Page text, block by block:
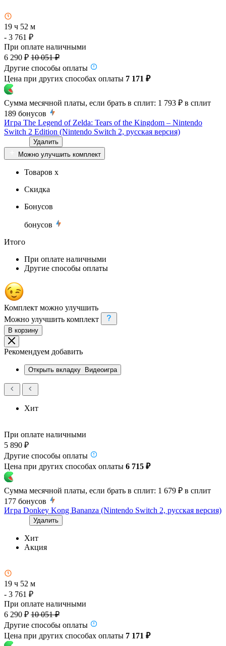
19 ч 52 м
- 3 761 ₽
При оплате наличными
6 290 ₽ 10 051 ₽
Другие способы оплаты
Цена при других способах оплаты 7 171 ₽
Сумма месячной платы, если брать в сплит: 1 793 ₽ в сплит
189 бонусов
Игра The Legend of Zelda: Tears of the Kingdom – Nintendo
Switch 2 Edition (Nintendo Switch 2, русская версия)
Удалить
Можно улучшить комплект
Товаров x
Скидка
Бонусов
бонусов
Итого
При оплате наличными
Другие способы оплаты
Комплект можно улучшить
Можно улучшить комплект
В корзину
Рекомендуем добавить
Открыть вкладку Видеоигра
Хит
При оплате наличными
5 890 ₽
Другие способы оплаты
Цена при других способах оплаты 6 715 ₽
Сумма месячной платы, если брать в сплит: 1 679 ₽ в сплит
177 бонусов
Игра Donkey Kong Bananza (Nintendo Switch 2, русская версия)
Удалить
Хит
Акция
19 ч 52 м
- 3 761 ₽
При оплате наличными
6 290 ₽ 10 051 ₽
Другие способы оплаты
Цена при других способах оплаты 7 171 ₽